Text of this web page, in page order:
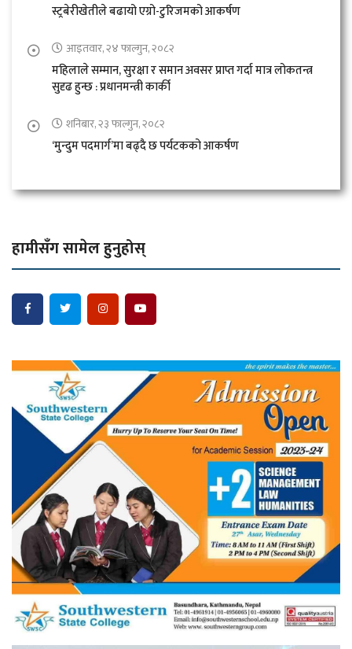
स्ट्रबेरीखेतीले बढायो एग्रो-टुरिजमको आकर्षण
आइतवार, २४ फाल्गुन, २०८२
महिलाले सम्मान, सुरक्षा र समान अवसर प्राप्त गर्दा मात्र लोकतन्त्र
सुदृढ हुन्छ : प्रधानमन्त्री कार्की
शनिबार, २३ फाल्गुन, २०८२
‘मुन्दुम पदमार्ग’मा बढ्दै छ पर्यटकको आकर्षण
हामीसँग सामेल हुनुहोस्